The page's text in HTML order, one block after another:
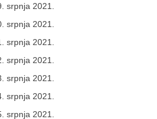
srpnja 2021.
srpnja 2021.
srpnja 2021.
srpnja 2021.
srpnja 2021.
srpnja 2021.
srpnja 2021.